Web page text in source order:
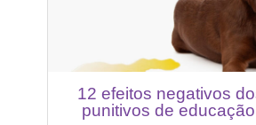
12 efeitos negativos
punitivos de